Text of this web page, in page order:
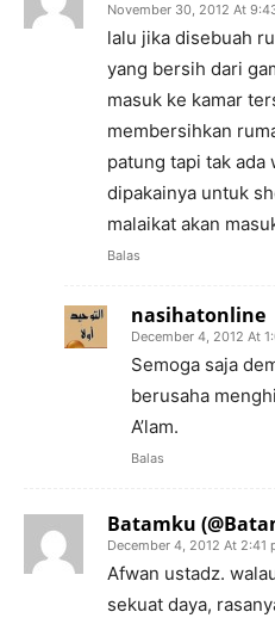
November 30, 2012 At
lalu jika disebuah
yang bersih dari
masuk ke kamar
membersihkan
patung tapi tak ada
dipakainya untuk
malaikat akan
Balas
nasihatonline
December 4, 2012 At
Semoga saja
berusaha
A’lam.
Balas
Batamku
December 4, 2012 At 2:41
Afwan ustadz.
sekuat daya,